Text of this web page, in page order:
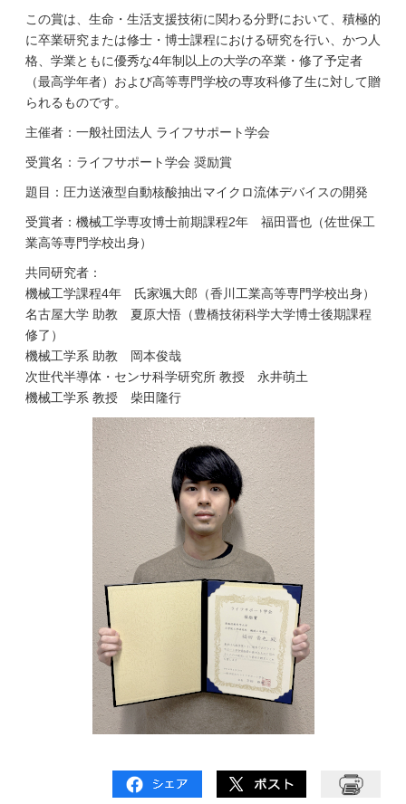
この賞は、生命・生活支援技術に関わる分野において、積極的
に卒業研究または修士・博士課程における研究を行い、かつ人
格、学業ともに優秀な4年制以上の大学の卒業・修了予定者
（最高学年者）および高等専門学校の専攻科修了生に対して贈
られるものです。
主催者：一般社団法人 ライフサポート学会
受賞名：ライフサポート学会 奨励賞
題目：圧力送液型自動核酸抽出マイクロ流体デバイスの開発
受賞者：機械工学専攻博士前期課程2年 福田晋也（佐世保工
業高等専門学校出身）
共同研究者：
機械工学課程4年 氏家颯大郎（香川工業高等専門学校出身）
名古屋大学 助教 夏原大悟（豊橋技術科学大学博士後期課程
修了）
機械工学系 助教 岡本俊哉
次世代半導体・センサ科学研究所 教授 永井萌土
機械工学系 教授 柴田隆行